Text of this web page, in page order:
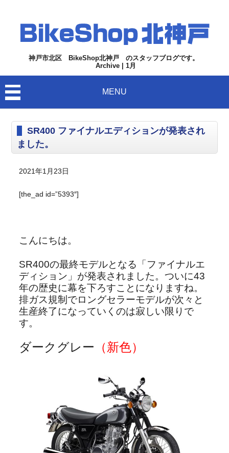
神戸市北区 BikeShop北神戸 のスタッフブログです。
Archive | 1月
MENU
SR400 ファイナルエディションが発表され
ました。
2021年1月23日
[the_ad id=”5393″]
こんにちは。
SR400の最終モデルとなる「ファイナルエ
ディション」が発表されました。ついに43
年の歴史に幕を下ろすことになりますね。
排ガス規制でロングセラーモデルが次々と
生産終了になっていくのは寂しい限りで
す。
ダークグレー （新色）